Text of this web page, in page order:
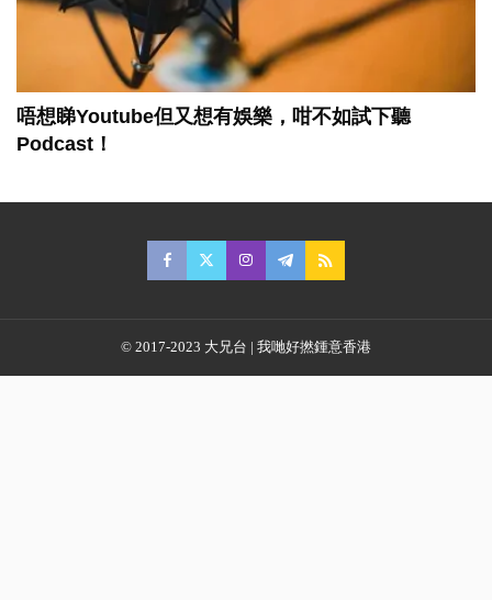
唔想睇Youtube但又想有娛樂，咁不如試下聽
Podcast！
© 2017-2023 大兄台 | 我哋好撚鍾意香港